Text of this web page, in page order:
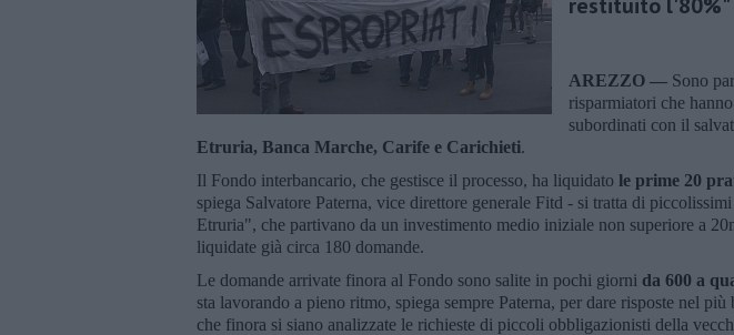
AREZZO — Sono
risparmiatori che
subordinati con il
Etruria, Banca Marche, Carife e Carichieti.
Il Fondo interbancario, che gestisce il processo, ha liquidato le prime 20
spiega Salvatore Paterna, vice direttore generale Fitd - si tratta di
Etruria", che partivano da un investimento medio iniziale non superiore a
liquidate già circa 180 domande.
Le domande arrivate finora al Fondo sono salite in pochi giorni da 600 a
sta lavorando a pieno ritmo, spiega sempre Paterna, per dare risposte nel
che finora si siano analizzate le richieste di piccoli obbligazionisti della